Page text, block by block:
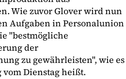
Wie zuvor Glover wird nun
Aufgaben in Personalunion
"bestmögliche
der
zu gewährleisten", wie es
Dienstag heißt.